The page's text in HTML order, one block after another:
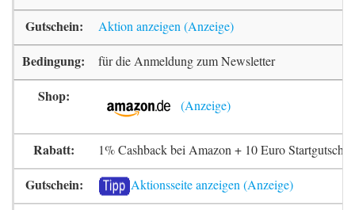
Aktion anzeigen
für die Anmeldung zum Newsletter
1% Cashback bei Amazon + 10 Euro
Aktionsseite anzeigen